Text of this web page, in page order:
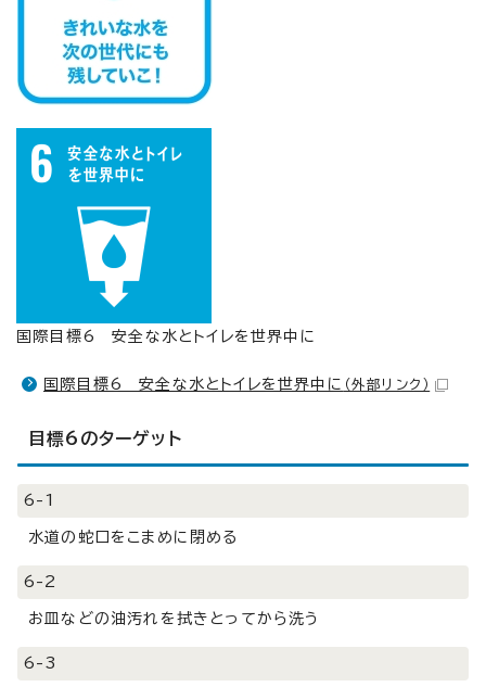
国際目標6 安全な水とトイレを世界中に
国際目標6 安全な水とトイレを世界中に （外部リンク）
目標6のターゲット
6-1
水道の蛇口をこまめに閉める
6-2
お皿などの油汚れを拭きとってから洗う
6-3